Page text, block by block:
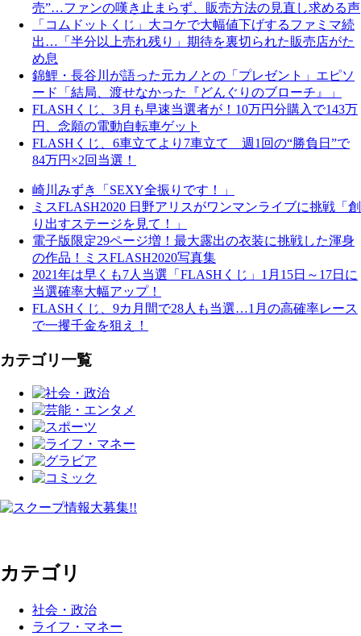
売”…ファンの嘆き止まらず、販売方法の見直し求める声
「コムドットくじ」大コケで大幅値下げするファミマ続
出…「半分以上売れ残り」期待を裏切られた販売店がた
め息
錦鯉・長谷川が語った元カノとの「プレゼント」エピソ
ード「結局、渡せなかった『どんぐりのブローチ』」
FLASHくじ、3月も早速当選者が！10万円分購入で143万
円、念願の電動自転車ゲット
FLASHくじ、6車立てより7車立て 週1回の“勝負日”で
84万円×2回当選！
崎川みずき「SEXY全振りです！」
ミスFLASH2020 日野アリスがワンマンライブに挑戦「創
り出すステージを見て！」
電子版限定29ページ増！最大露出の衣装に挑戦した渾身
の作品！ミスFLASH2020写真集
2021年は早くも7人当選「FLASHくじ」1月15日～17日に
当選確率大幅アップ！
FLASHくじ、9カ月間で28人も当選…1月の高確率レース
で一攫千金を狙え！
カテゴリ一覧
カテゴリ
社会・政治
ライフ・マネー